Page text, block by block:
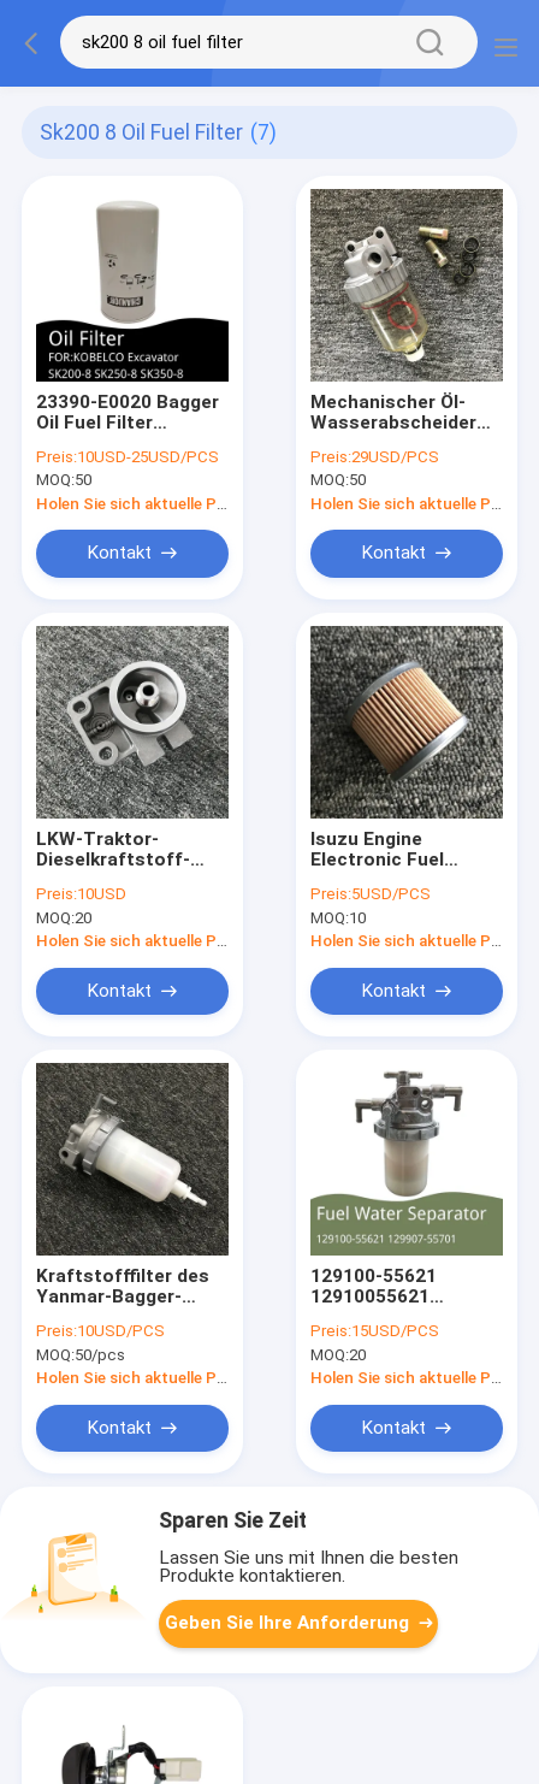
Sk200 8 Oil Fuel Filter (7)
23390-E0020 Bagger
Oil Fuel Filter
KOBELCO SK200-8
SK250-8 SK350-8
Preis:10USD-25USD/PCS
MOQ:50
Kontakt
Mechanischer Öl-
Wasserabscheider
Kobelco-Bagger-
SK200-5
Preis:29USD/PCS
MOQ:50
Kontakt
LKW-Traktor-
Dieselkraftstoff-
für Dieselhalter-
Versammlung
Cummins des
Preis:10USD
MOQ:20
Kontakt
Isuzu Engine
Electronic Fuel
Bagger-Parts Oil
Pump-Filter
Preis:5USD/PCS
MOQ:10
Kontakt
Kraftstofffilter des
Yanmar-Bagger-
Trennzeichen-Filter-
4TNV94 4TNV98
Doosan DH60-7/80-7
Preis:10USD/PCS
MOQ:50/pcs
Holen Sie sich aktuelle Preis
Kontakt
129100-55621
12910055621
PC30/35/40/45/50/55
wasserabscheider-
Filter Yanmar
Preis:15USD/PCS
MOQ:20
Holen Sie sich aktuelle Preis
Kontakt
Sparen Sie Zeit
Lassen Sie uns mit Ihnen die besten
Produkte kontaktieren.
Geben Sie Ihre Anforderung